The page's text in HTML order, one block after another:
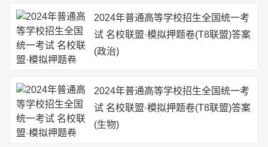
2024年普通高等学校招生全国统一考
试 名校联盟·模拟押题卷(T8联盟)答案
(政治)
2024年普通高等学校招生全国统一考
试 名校联盟·模拟押题卷(T8联盟)答案
(生物)